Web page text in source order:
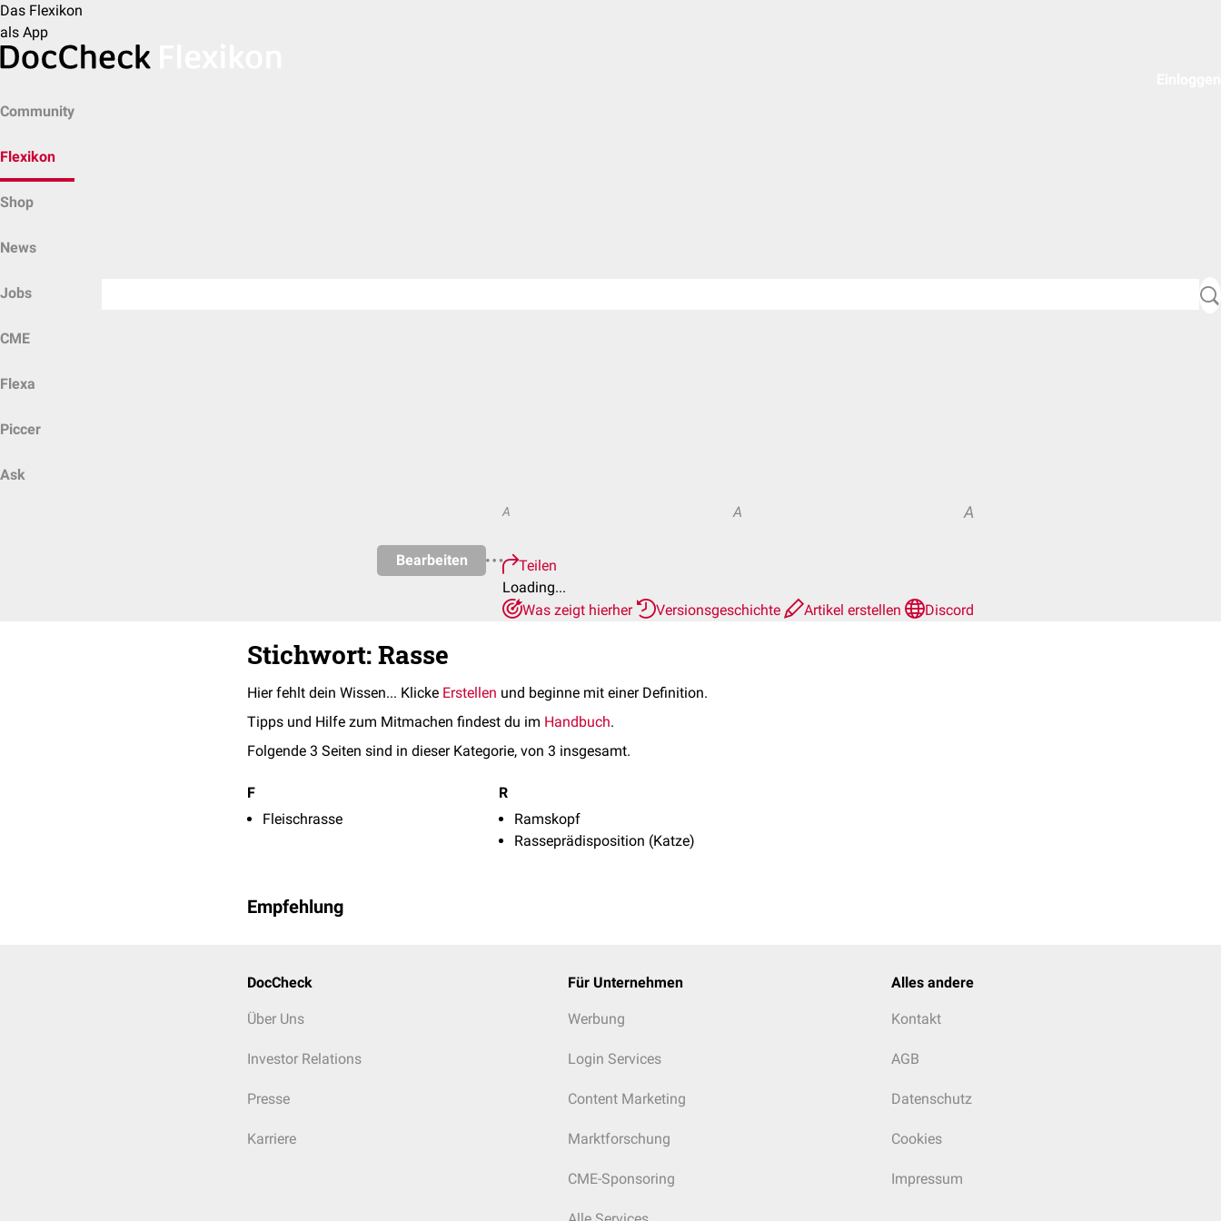
Das Flexikon
als App
Community
Flexikon
Shop
News
Jobs
CME
Flexa
Piccer
Ask
Bearbeiten
A A A
Teilen
Loading...
Was zeigt hierher
Versionsgeschichte Artikel erstellen Discord
Stichwort: Rasse
Hier fehlt dein Wissen... Klicke Erstellen und beginne mit einer Definition.
Tipps und Hilfe zum Mitmachen findest du im Handbuch.
Folgende 3 Seiten sind in dieser Kategorie, von 3 insgesamt.
F
Fleischrasse
R
Ramskopf
Rasseprädisposition (Katze)
Empfehlung
DocCheck
Über Uns
Investor Relations
Presse
Karriere
Für Unternehmen
Werbung
Login Services
Content Marketing
Marktforschung
CME-Sponsoring
Alles andere
Kontakt
AGB
Datenschutz
Cookies
Impressum